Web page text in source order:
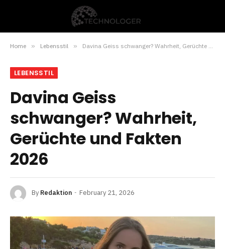
Home » Lebensstil » Davina Geiss schwanger? Wahrheit, Gerüchte und Fakten 2026
LEBENSSTIL
Davina Geiss
schwanger? Wahrheit,
Gerüchte und Fakten
2026
By Redaktion February 21, 2026